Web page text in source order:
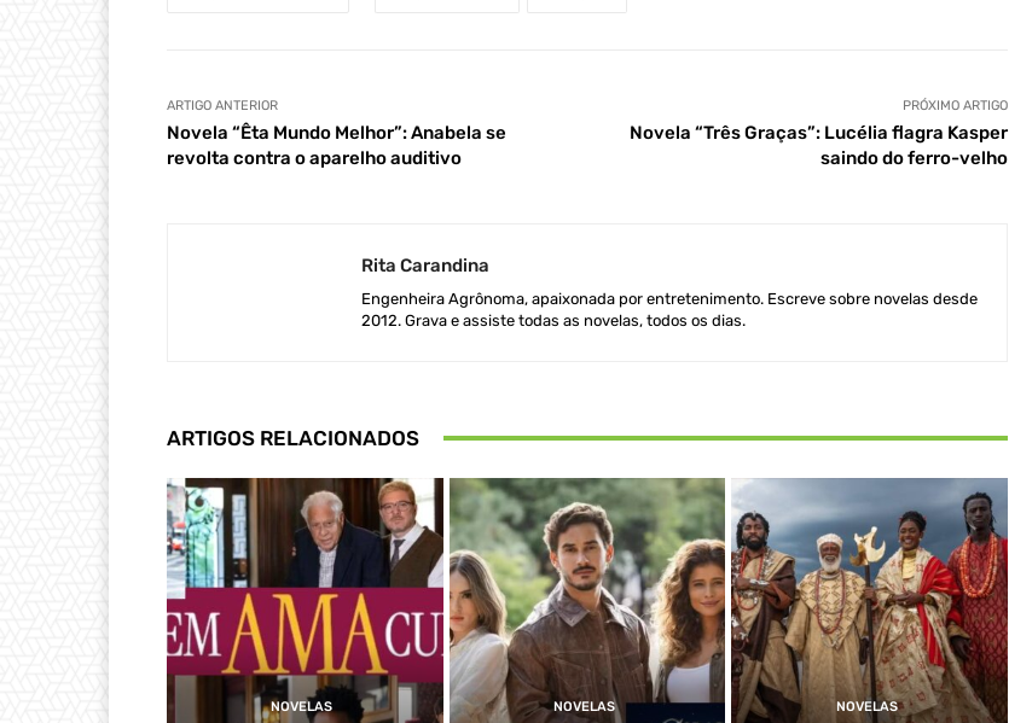
ARTIGO ANTERIOR
Novela “Êta Mundo Melhor”: Anabela se
revolta contra o aparelho auditivo
PRÓXIMO ARTIGO
Novela “Três Graças”: Lucélia flagra Kasper
saindo do ferro-velho
Rita Carandina
Engenheira Agrônoma, apaixonada por entretenimento. Escreve sobre novelas desde
2012. Grava e assiste todas as novelas, todos os dias.
ARTIGOS RELACIONADOS
NOVELAS NOVELAS NOVELAS